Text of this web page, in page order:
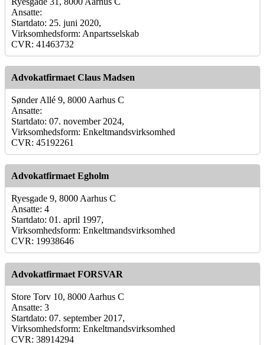
Ansatte:
Startdato: 25. juni 2020,
Virksomhedsform: Anpartsselskab
CVR: 41463732
Advokatfirmaet Claus Madsen
Sønder Allé 9, 8000 Aarhus C
Ansatte:
Startdato: 07. november 2024,
Virksomhedsform: Enkeltmandsvirksomhed
CVR: 45192261
Advokatfirmaet Egholm
Ryesgade 9, 8000 Aarhus C
Ansatte: 4
Startdato: 01. april 1997,
Virksomhedsform: Enkeltmandsvirksomhed
CVR: 19938646
Advokatfirmaet FORSVAR
Store Torv 10, 8000 Aarhus C
Ansatte: 3
Startdato: 07. september 2017,
Virksomhedsform: Enkeltmandsvirksomhed
CVR: 38914294